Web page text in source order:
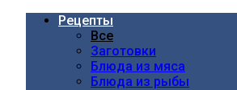
Рецепты
Все
Заготовки
Блюда из мяса
Блюда из рыбы